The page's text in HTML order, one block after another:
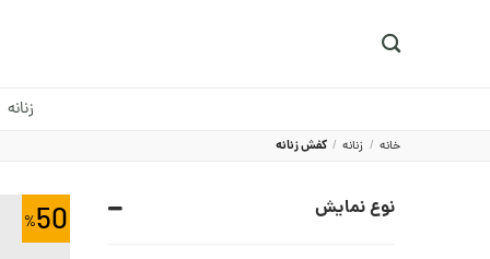
زنانه
خانه / زنانه / کفش زنانه
نوع نمایش 50